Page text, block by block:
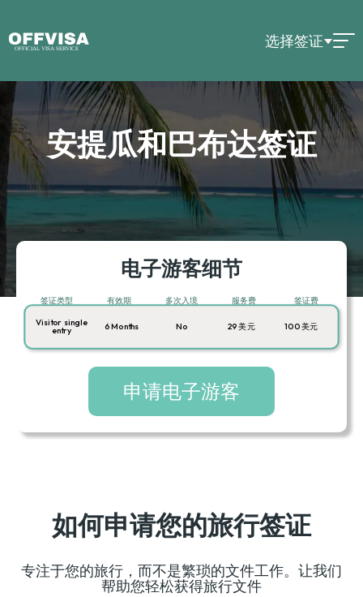
选择签证
安提瓜和巴布达签证
电子游客细节
签证类型 有效期 多次入境 服务费 签证费
Visitor single
entry 6 Months No 29 美元 100 美元
申请电子游客
如何申请您的旅行签证
专注于您的旅行，而不是繁琐的文件工作。让我们
帮助您轻松获得旅行文件